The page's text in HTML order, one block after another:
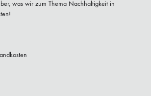
was wir zum Thema Nachhaltigkeit in